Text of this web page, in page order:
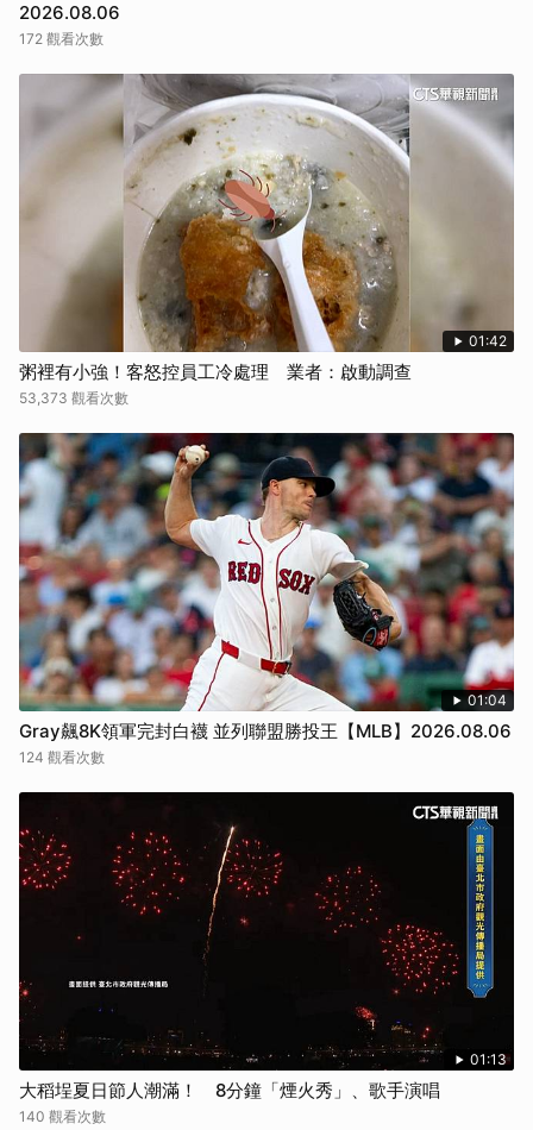
2026.08.06
172 觀看次數
01:42
粥裡有小強！客怒控員工冷處理 業者：啟動調查
53,373 觀看次數
01:04
Gray飆8K領軍完封白襪 並列聯盟勝投王【MLB】2026.08.06
124 觀看次數
01:13
大稻埕夏日節人潮滿！ 8分鐘「煙火秀」、歌手演唱
140 觀看次數